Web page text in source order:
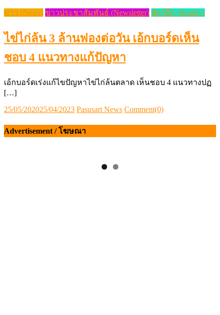
ข่าว (News) ข่าวประชาสัมพันธ์ (Newsletter) สัตว์ปีก (Poultry)
ไข่ไก่ล้น 3 ล้านฟองต่อวัน เอ้กบอร์ดเห็น
ชอบ 4 แนวทางแก้ปัญหา
เอ้กบอร์ดเร่งแก้ไขปัญหาไข่ไก่ล้นตลาด เห็นชอบ 4 แนวทางปฏ
[…]
Posted
25/05/202025/04/2023 Author
Pasusart News Comment(0)
Advertisement / โฆษณา